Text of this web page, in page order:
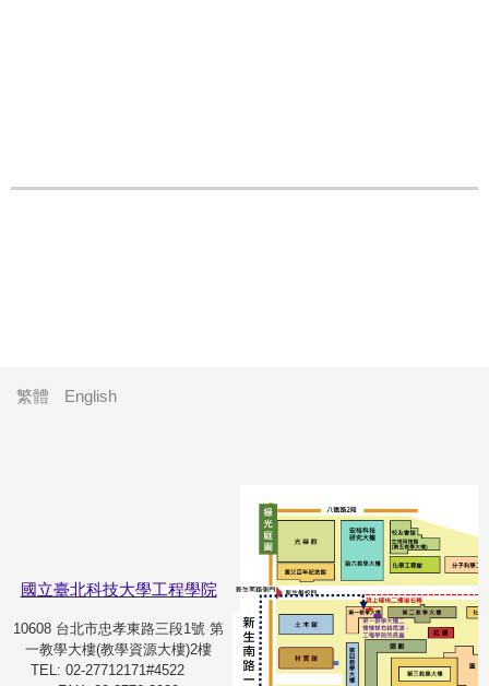
繁體 English
國立臺北科技大學工程學院
10608 台北市忠孝東路三段1號 第
一教學大樓(教學資源大樓)2樓
TEL: 02-27712171#4522